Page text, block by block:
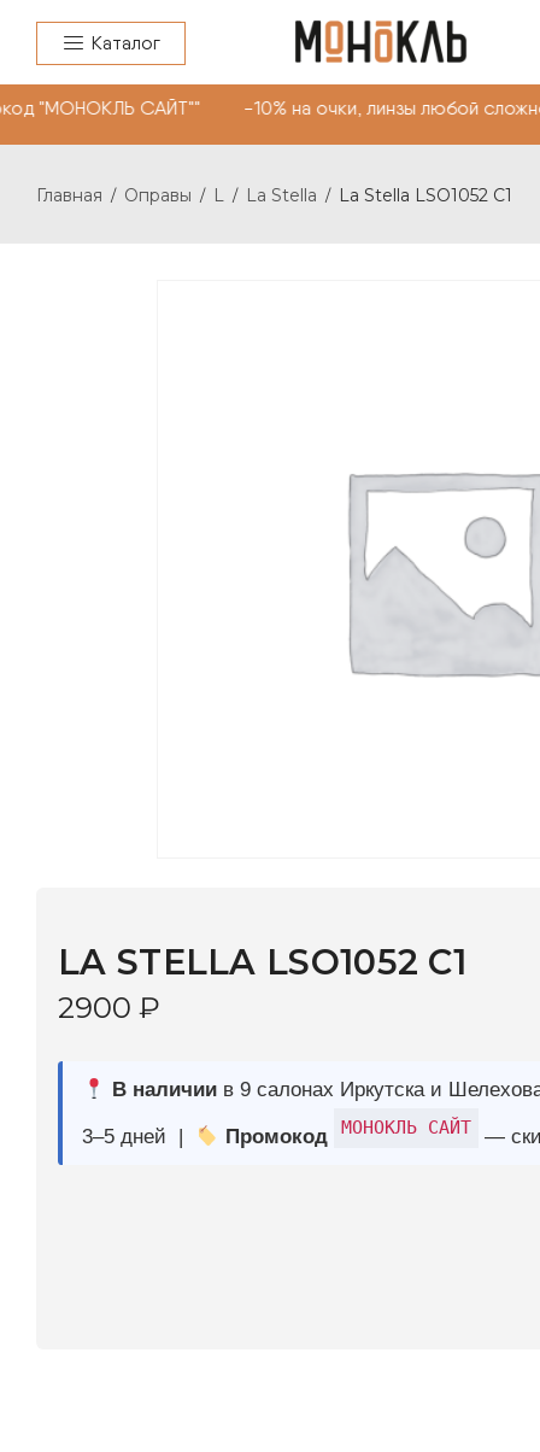
Каталог
САЙТ"" -10% на очки, линзы любой
Главная / Оправы / L / La Stella / La Stella LSO1052 C1
3–5 дней | Промокод — скидка 10%